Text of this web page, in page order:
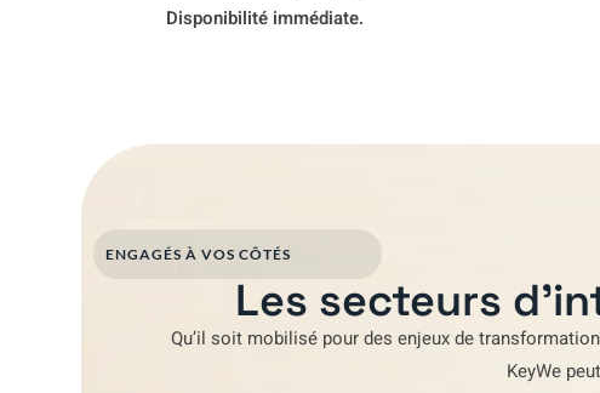
Disponibilité immédiate.
ENGAGÉS À VOS CÔTÉS
Les secteurs
Qu’il soit mobilisé pourdes enjeux de transformation
KeyWe